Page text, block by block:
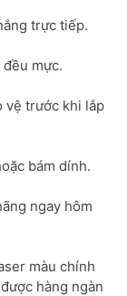
trực tiếp.
mực.
vệ trước khi lắp
bám dính.
ngay hôm
màu chính
hàng ngàn